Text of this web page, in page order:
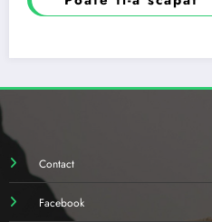
Contact
Facebook